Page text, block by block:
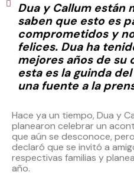
Dua y Callum están
saben que esto es
comprometidos y
felices. Dua ha
mejores años de su
esta es la guinda
una fuente a la
Hace ya un tiempo, Dua y
planearon celebrar un
que aún se desconoce,
declaró que se invitó a
respectivas familias y
año.